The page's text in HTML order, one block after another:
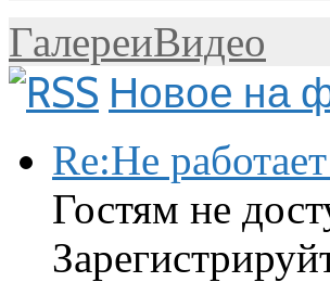
ГалереиВидео
Новое на
Re:Не
Гостям не